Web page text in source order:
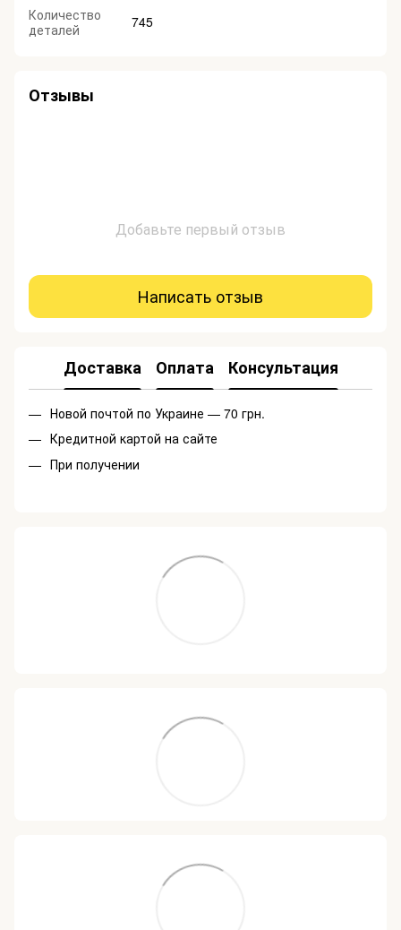
Количество
деталей
745
Отзывы
Добавьте первый отзыв
Написать отзыв
Доставка Оплата Консультация
Новой почтой по Украине — 70 грн.
Кредитной картой на сайте
При получении